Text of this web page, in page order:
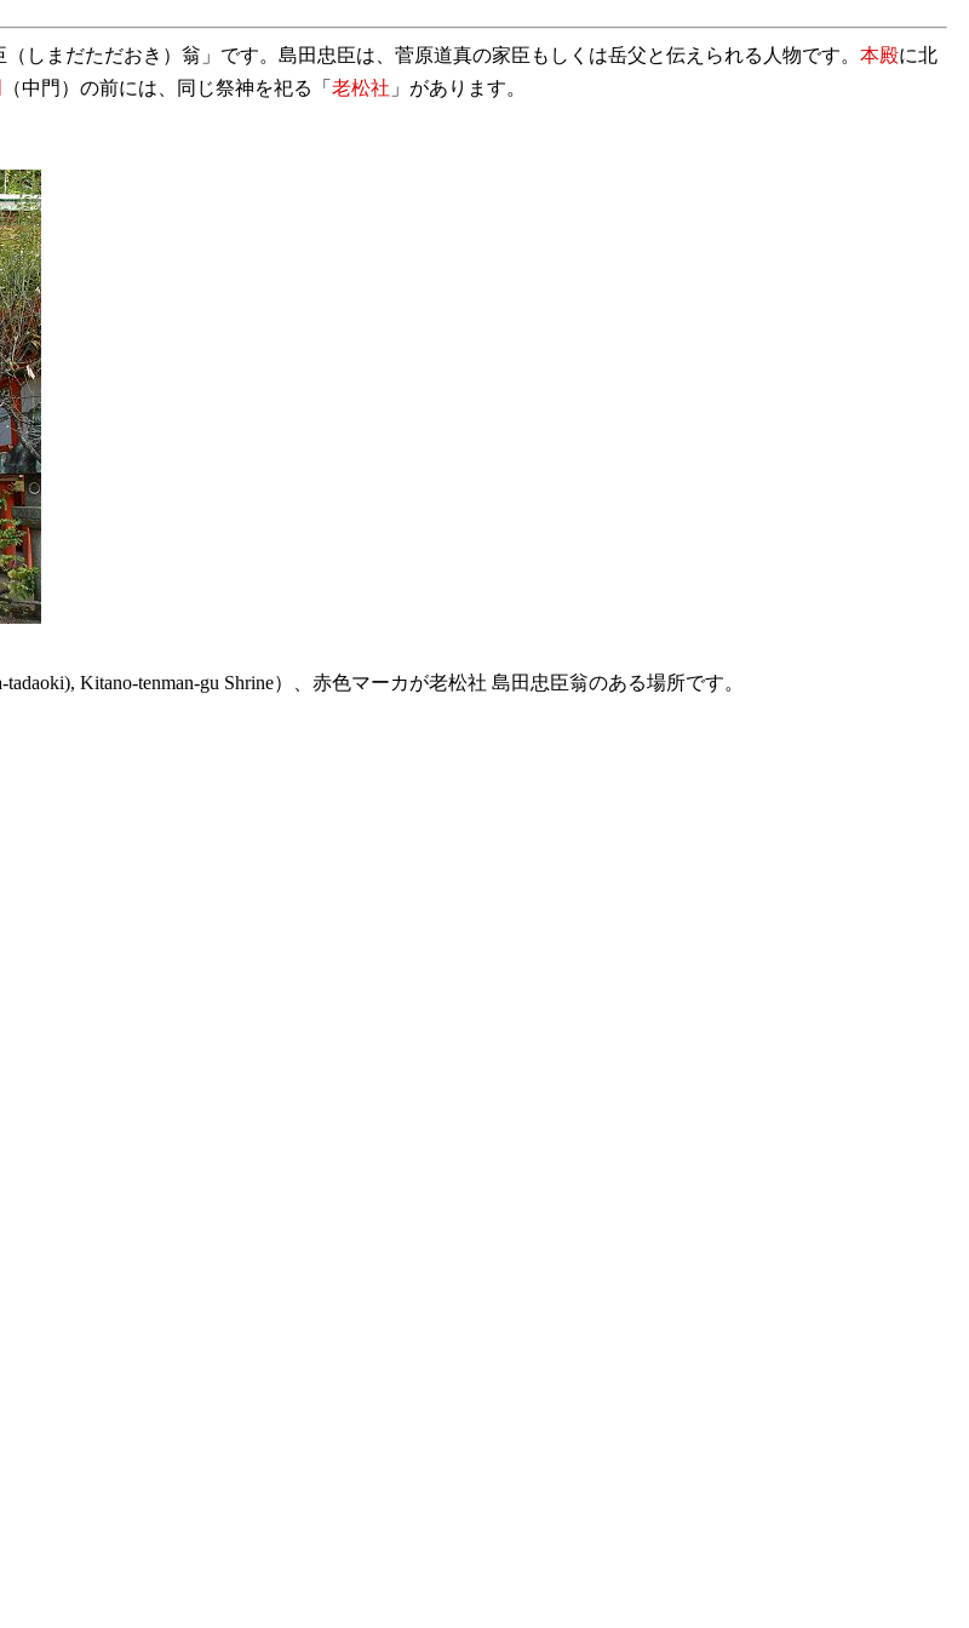
まだただおき）翁」です。島田忠臣は、菅原道真の家臣もしくは岳父と伝えられる人物です。 本殿に北
（中門）の前には、同じ祭神を祀る「 老松社 」があります。
Kitano-tenman-gu Shrine）、赤色マーカが老松社 島田忠臣翁のある場所です。